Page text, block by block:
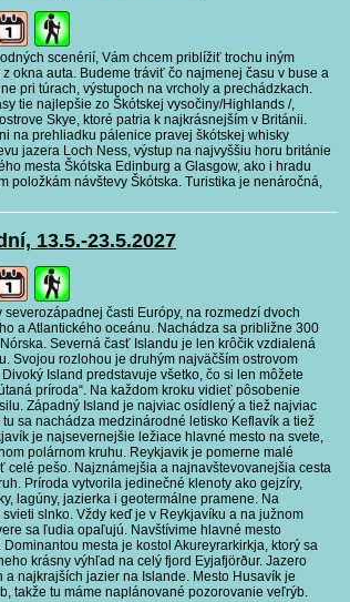
scenérií, Vám chcem priblížiť trochu iným
okna auta. Budeme tráviť čo najmenej času v buse a
pri túrach, výstupoch na vrcholy a prechádzkach.
tie najlepšie zo Škótskej vysočiny/Highlands /,
Skye, ktoré patria k najkrásnejším v Británii.
na prehliadku pálenice pravej škótskej whisky
jazera Loch Ness, výstup na najvyššiu horu británie
mesta Škótska Edinburg a Glasgow, ako i hradu
položkám návštevy Škótska. Turistika je nenáročná,
13.5.-23.5.2027
severozápadnej časti Európy, na rozmedzí dvoch
a Atlantického oceánu. Nachádza sa približne 300
Severná časť Islandu je len krôčik vzdialená
Svojou rozlohou je druhým najväčším ostrovom
Island predstavuje všetko, čo si len môžete
príroda“. Na každom kroku vidieť pôsobenie
Západný Island je najviac osídlený a tiež najviac
sa nachádza medzinárodné letisko Keflavík a tiež
je najsevernejšie ležiace hlavné mesto na svete,
polárnom kruhu. Reykjavik je pomerne malé
celé pešo. Najznámejšia a najnavštevovanejšia cesta
Príroda vytvorila jedinečné klenoty ako gejzíry,
lagúny, jazierka i geotermálne pramene. Na
slnko. Vždy keď je v Reykjavíku a na južnom
sa ľudia opaľujú. Navštívime hlavné mesto
mesta je kostol Akureyrarkirkja, ktorý sa
krásny výhľad na celý fjord Eyjafjörður. Jazero
a najkrajších jazier na Islande. Mesto Husavík je
takže tu máme naplánované pozorovanie veľrýb.